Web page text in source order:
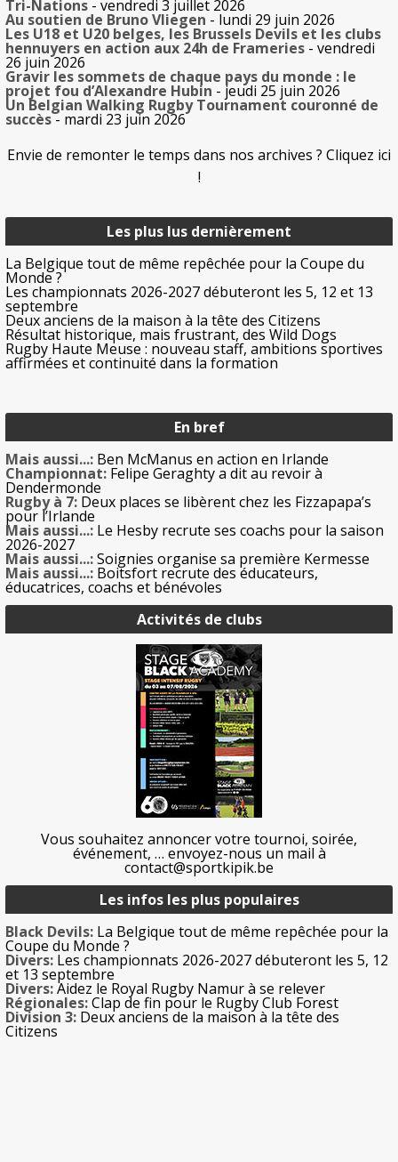
Les plus lus dernièrement
La Belgique tout de même repêchée pour la Coupe du
Monde ?
Les championnats 2026-2027 débuteront les 5, 12 et 13
septembre
Deux anciens de la maison à la tête des Citizens
Résultat historique, mais frustrant, des Wild Dogs
Rugby Haute Meuse : nouveau staff, ambitions sportives
affirmées et continuité dans la formation
Tri-Nations - vendredi 3 juillet 2026
Au soutien de Bruno Vliegen - lundi 29 juin 2026
Les U18 et U20 belges, les Brussels Devils et les clubs
hennuyers en action aux 24h de Frameries - vendredi
26 juin 2026
Gravir les sommets de chaque pays du monde : le
projet fou d’Alexandre Hubin - jeudi 25 juin 2026
Un Belgian Walking Rugby Tournament couronné de
succès- mardi 23 juin 2026
Envie de remonter le temps dans nos archives ? Cliquez ici
!
En bref
Mais aussi...: Ben McManus en action en Irlande
Championnat: Felipe Geraghty a dit au revoir à
Dendermonde
Rugby à 7: Deux places se libèrent chez les Fizzapapa’s
pour l’Irlande
Mais aussi...: Le Hesby recrute ses coachs pour la saison
2026-2027
Mais aussi...:Soignies organise sa première Kermesse
Mais aussi...: Boitsfort recrute des éducateurs,
éducatrices, coachs et bénévoles
Activités de clubs
Vous souhaitez annoncer votre tournoi, soirée,
événement, … envoyez-nous un mail à
contact@sportkipik.be
Les infos les plus populaires
Black Devils: La Belgique tout de même repêchée pour la
Coupe du Monde ?
Divers: Les championnats 2026-2027 débuteront les 5, 12
et 13 septembre
Divers:Aidez le Royal Rugby Namur à se relever
Régionales:Clap de fin pour le Rugby Club Forest
Division 3: Deux anciens de la maison à la tête des
Citizens